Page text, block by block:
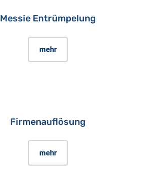
Messie Entrümpelung
mehr
Firmenauflösung
mehr